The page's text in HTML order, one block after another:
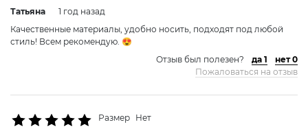
Татьяна
1 год назад
Качественные материалы, удобно носить, подходят под любой
стиль! Всем рекомендую. 😍
Отзыв был полезен?
да 1
нет 0
Пожаловаться на отзыв
Размер Нет